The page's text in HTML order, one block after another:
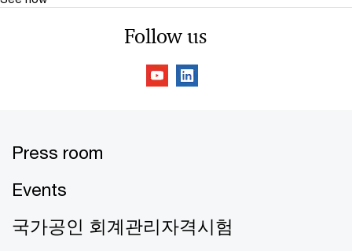
Follow us
Press room
Events
국가공인 회계관리자격시험